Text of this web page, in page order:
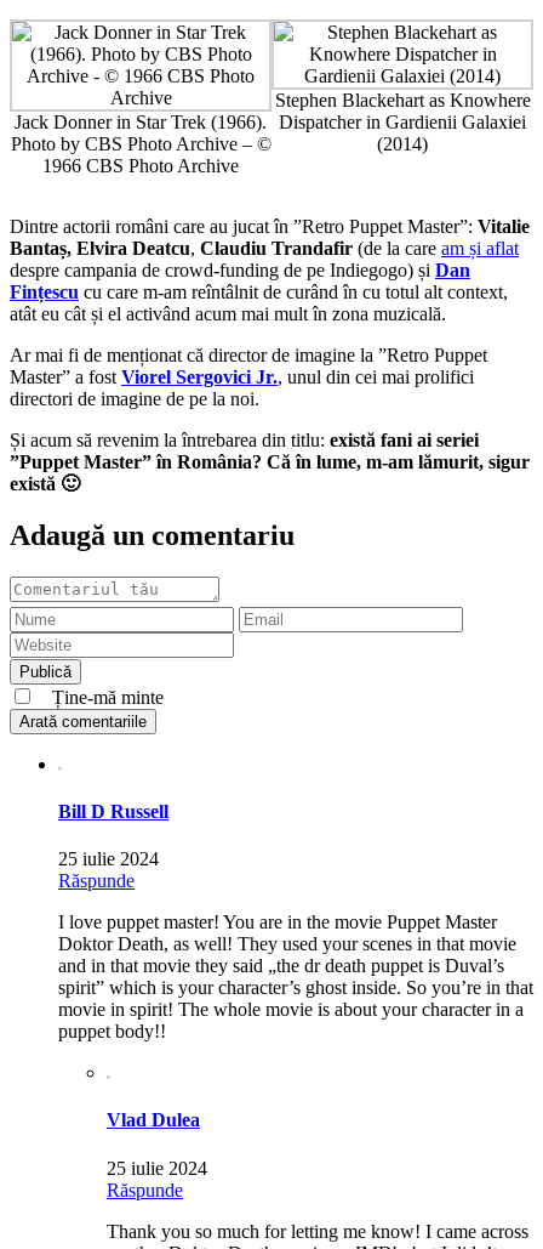
Jack Donner in Star Trek (1966).
Photo by CBS Photo Archive – ©
1966 CBS Photo Archive
Stephen Blackehart as Knowhere
Dispatcher in Gardienii Galaxiei
(2014)
Dintre actorii români care au jucat în ”Retro Puppet Master”: Vitalie
Bantaș, Elvira Deatcu, Claudiu Trandafir (de la care am și aflat
despre campania de crowd-funding de pe Indiegogo) și Dan
Fințescu cu care m-am reîntâlnit de curând în cu totul alt context,
atât eu cât și el activând acum mai mult în zona muzicală.
Ar mai fi de menționat că director de imagine la ”Retro Puppet
Master” a fost Viorel Sergovici Jr., unul din cei mai prolifici
directori de imagine de pe la noi.
Și acum să revenim la întrebarea din titlu: există fani ai seriei
”Puppet Master” în România? Că în lume, m-am lămurit, sigur
există 🙂
Adaugă un comentariu
Ține-mă minte
Arată comentariile
Bill D Russell
25 iulie 2024
Răspunde
I love puppet master! You are in the movie Puppet Master
Doktor Death, as well! They used your scenes in that movie
and in that movie they said „the dr death puppet is Duval’s
spirit” which is your character’s ghost inside. So you’re in that
movie in spirit! The whole movie is about your character in a
puppet body!!
Vlad Dulea
25 iulie 2024
Răspunde
Thank you so much for letting me know! I came across